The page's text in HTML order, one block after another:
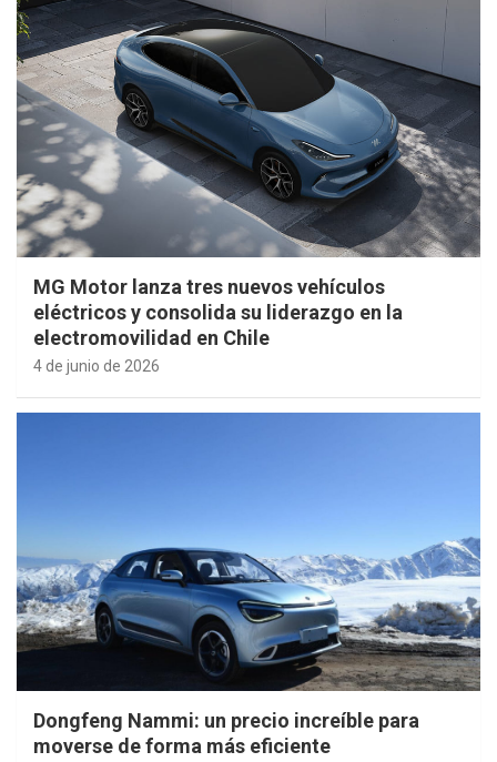
MG Motor lanza tres nuevos vehículos
eléctricos y consolida su liderazgo en la
electromovilidad en Chile
4 de junio de 2026
Dongfeng Nammi: un precio increíble para
moverse de forma más eficiente